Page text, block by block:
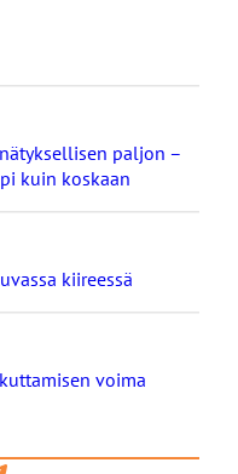
paljon –
kuin koskaan
kiireessä
voima